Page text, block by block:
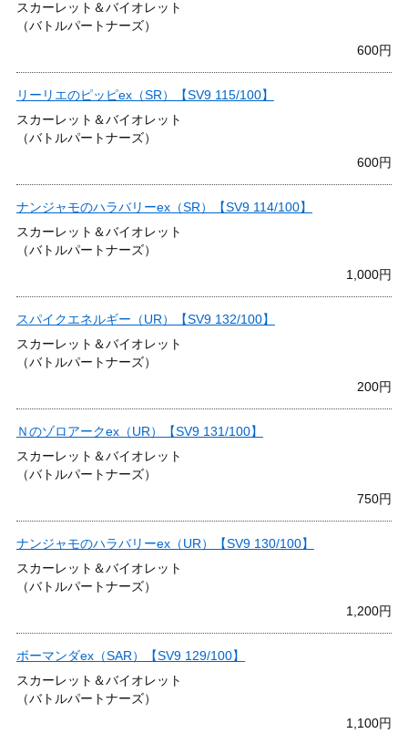
スカーレット＆バイオレット
（バトルパートナーズ）
600円
リーリエのピッピex（SR）【SV9 115/100】
スカーレット＆バイオレット
（バトルパートナーズ）
600円
ナンジャモのハラバリーex（SR）【SV9 114/100】
スカーレット＆バイオレット
（バトルパートナーズ）
1,000円
スパイクエネルギー（UR）【SV9 132/100】
スカーレット＆バイオレット
（バトルパートナーズ）
200円
Ｎのゾロアークex（UR）【SV9 131/100】
スカーレット＆バイオレット
（バトルパートナーズ）
750円
ナンジャモのハラバリーex（UR）【SV9 130/100】
スカーレット＆バイオレット
（バトルパートナーズ）
1,200円
ボーマンダex（SAR）【SV9 129/100】
スカーレット＆バイオレット
（バトルパートナーズ）
1,100円